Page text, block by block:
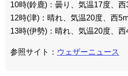
10時(鈴鹿)：曇り、気温17度、西
12時(津)：晴れ、気温20度、西
13時(伊勢)：晴れ、気温20度、
参照サイト： ウェザーニュース